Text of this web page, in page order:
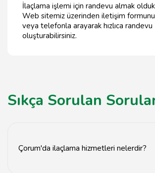
İlaçlama işlemi için randevu almak
Web sitemiz üzerinden iletişim
veya telefonla arayarak hızlıca randevu
oluşturabilirsiniz.
Sıkça Sorulan
Çorum'da ilaçlama hizmetleri nelerdir?